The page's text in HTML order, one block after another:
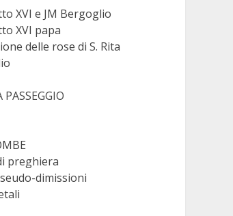
XVI e JM Bergoglio
XVI papa
delle rose di S. Rita
preghiera
dimissioni